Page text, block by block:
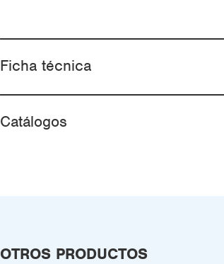
Ficha técnica
Catálogos
OTROS PRODUCTOS